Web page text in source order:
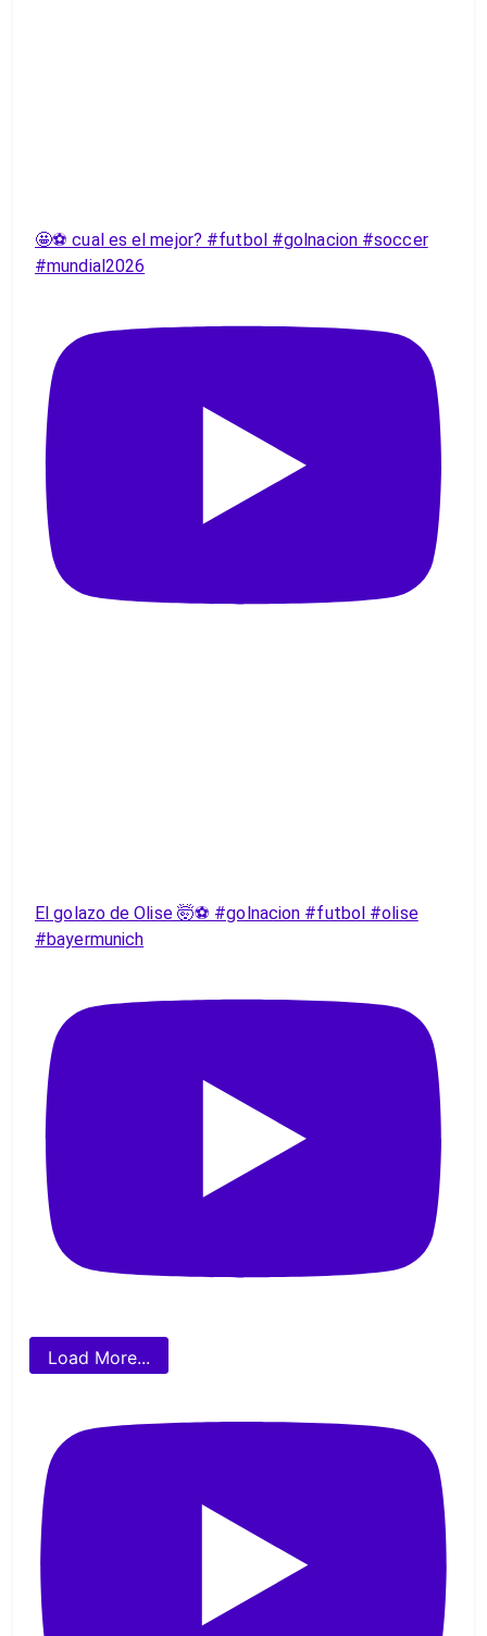
🤩⚽️ cual es el mejor? #futbol #golnacion #soccer
#mundial2026
El golazo de Olise 🤯⚽️ #golnacion #futbol #olise
#bayermunich
Load More...